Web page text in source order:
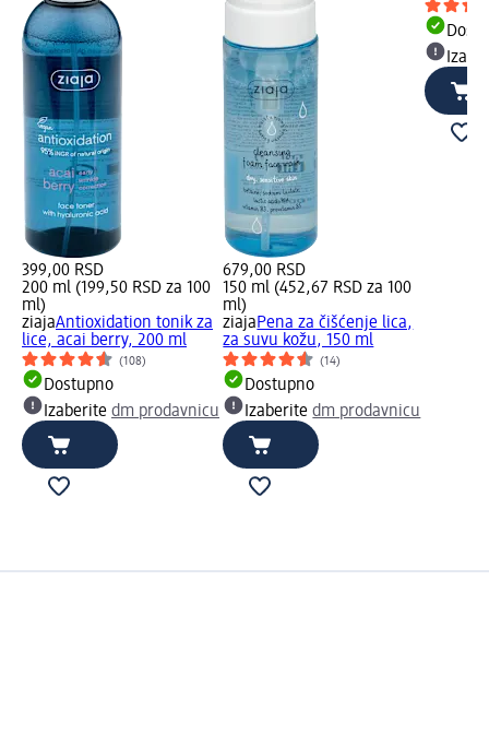
399,00 RSD
200 ml (199,50 RSD za 100
ml)
ziajaAntioxidation tonik za
lice, acai berry, 200 ml
(108)
Dostupno
Izaberite dm prodavnicu
679,00 RSD
150 ml (452,67 RSD za 100
ml)
ziajaPena za čišćenje lica,
za suvu kožu, 150 ml
(14)
Dostupno
Izaberitedm prodavnicu